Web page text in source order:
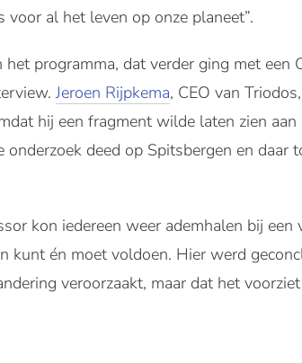
voor al het leven op onze planeet”.
programma, dat verder ging met een
Jeroen Rijpkema, CEO van
hij een fragment wilde laten zien
deed op Spitsbergen en daar
kon iedereen weer ademhalen bij een
kunt én moet voldoen. Hier werd
veroorzaakt, maar dat het